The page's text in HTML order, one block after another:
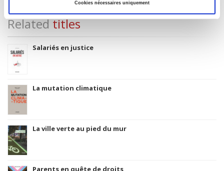
Cookies nécessaires uniquement
Relatedtitles
Salariés en justice
La mutation climatique
La ville verte au pied du mur
Parents en quête de droits